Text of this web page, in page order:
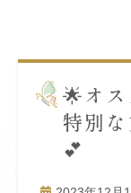
🌟オ
特別
💕